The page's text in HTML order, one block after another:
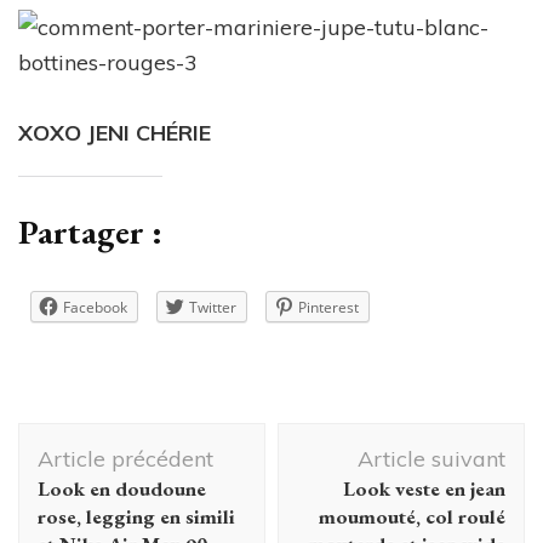
XOXO JENI CHÉRIE
Partager :
Facebook Twitter Pinterest
Navigation
d'article
Article précédent
Look en doudoune
rose, legging en simili
Article suivant
Look veste en jean
moumouté, col roulé